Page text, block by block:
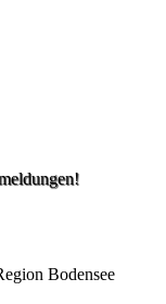
Bodensee